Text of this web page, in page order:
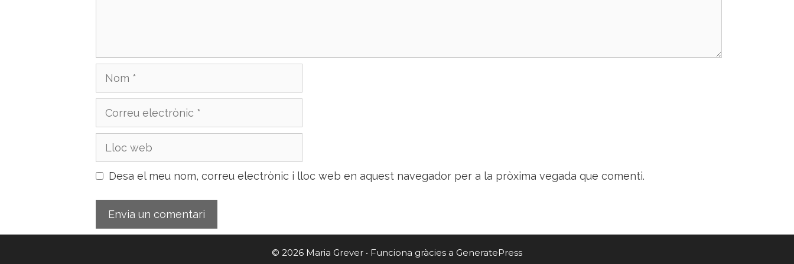
Nom
Correu
Lloc
Desa el meu nom, correu electrònic i lloc web en aquest navegador per a la pròxima vegada que comenti.
© 2026 Maria Grever • Funciona gràcies a GeneratePress